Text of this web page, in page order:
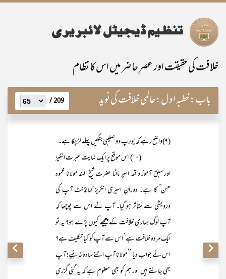
خلافت کی حقیقت اور عصرِ حاضر میں اس کا نظام
باب:خطبہ اول:عالمی خلافت کی نوید 209 /
(۹)واضح رہے کہ یورپ دو صلیبی جنگیں پہلے لڑ چکا ہے۔
(۱۰) اس موقع پر ایک نہایت عبرت انگیز
اور سبق آموز واقعہ اسیر مالٹا حضرت شیخ الہند مولانا محمود
حسن ؒ کا ہے۔ دورانِ اسیری انگریز کمانڈنٹ آپ کی
درویشی سے متأثر ہو گیا۔ آپ نے اس سے پوچھا کہ
آپ لوگ ہماری خلافت کے پیچھے کیوں پڑے ہو؟ یہ تو
ایک مردہ خلافت ہے‘ اس سے آپ کو کیا تکلیف ہے؟
اس نے جواب دیا ’’مولانا آپ اتنے سادہ نہ بنیے! آپ
بھی جانتے ہیں اور ہم کو بھی معلوم ہے کہ یہ گئی گزری